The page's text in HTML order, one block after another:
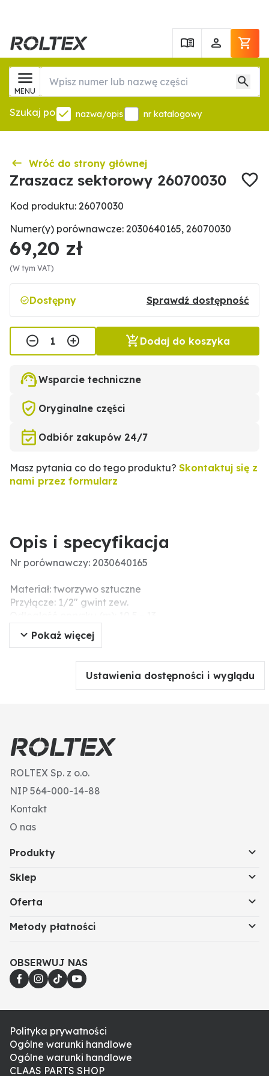
MENU
Szukaj po nazwa/opis nr katalogowy
Wróć do strony głównej
Zraszacz sektorowy 26070030
Kod produktu: 26070030
Numer(y) porównawcze: 2030640165, 26070030
69,20 zł
(W tym VAT)
Dostępny Sprawdź dostępność
Dodaj do koszyka
Wsparcie techniczne
Oryginalne części
Odbiór zakupów 24/7
Masz pytania co do tego produktu? Skontaktuj się z
nami przez formularz
Opis i specyfikacja
Nr porównawczy: 2030640165
Materiał: tworzywo sztuczne
Przyłącze: 1/2" gwint zew.
Zużycie wody (m³/h): 0,6 - 1,18
Ciśnienie robocze (bar): 1 - 4
przyłącze: 1/2" gwint zew.
Pokaż więcej
Ustawienia dostępności i wyglądu
ROLTEX Sp. z o.o.
NIP 564-000-14-88
Kontakt
O nas
Produkty
Sklep
Oferta
Metody płatności
OBSERWUJ NAS
Polityka prywatności
Ogólne warunki handlowe
Ogólne warunki handlowe
CLAAS PARTS SHOP